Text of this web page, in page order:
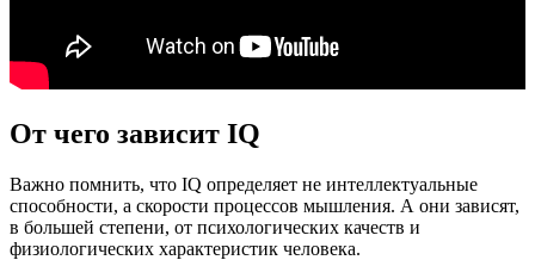
От чего зависит IQ
Важно помнить, что IQ определяет не интеллектуальные
способности, а скорости процессов мышления. А они зависят,
в большей степени, от психологических качеств и
физиологических характеристик человека.